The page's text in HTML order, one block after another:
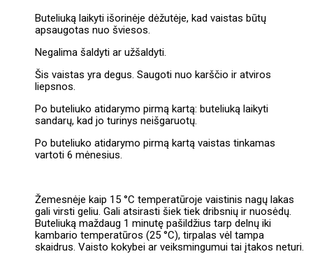
Buteliuką laikyti išorinėje dėžutėje, kad vaistas būtų
apsaugotas nuo šviesos.
Negalima šaldyti ar užšaldyti.
Šis vaistas yra degus. Saugoti nuo karščio ir atviros
liepsnos.
Po buteliuko atidarymo pirmą kartą: buteliuką laikyti
sandarų, kad jo turinys neišgaruotų.
Po buteliuko atidarymo pirmą kartą vaistas tinkamas
vartoti 6 mėnesius.
Žemesnėje kaip 15 °C temperatūroje vaistinis nagų lakas
gali virsti geliu. Gali atsirasti šiek tiek dribsnių ir nuosėdų.
Buteliuką maždaug 1 minutę pašildžius tarp delnų iki
kambario temperatūros (25 °C), tirpalas vėl tampa
skaidrus. Vaisto kokybei ar veiksmingumui tai įtakos neturi.